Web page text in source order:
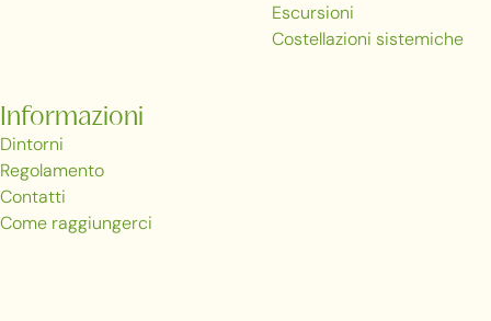
Escursioni
Costellazioni sistemiche
Informazioni
Dintorni
Regolamento
Contatti
Come raggiungerci